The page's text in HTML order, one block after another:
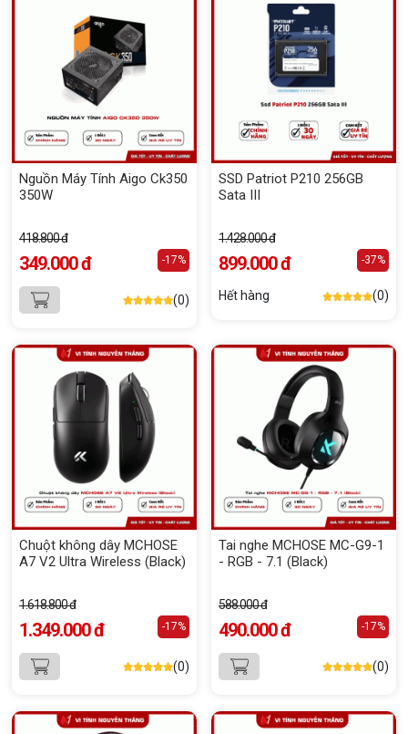
Nguồn Máy Tính Aigo Ck350
350W
418.800 đ
349.000 đ -17%
(0)
SSD Patriot P210 256GB
Sata III
1.428.000 đ
899.000 đ -37%
Hết hàng (0)
Chuột không dây MCHOSE
A7 V2 Ultra Wireless (Black)
1.618.800 đ
1.349.000 đ -17%
(0)
Tai nghe MCHOSE MC-G9-1
- RGB - 7.1 (Black)
588.000 đ
490.000 đ -17%
(0)